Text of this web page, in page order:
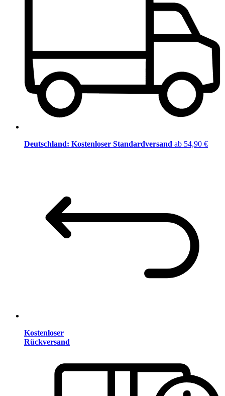
Deutschland: Kostenloser Standardversand ab 54,90 €
Kostenloser
Rückversand